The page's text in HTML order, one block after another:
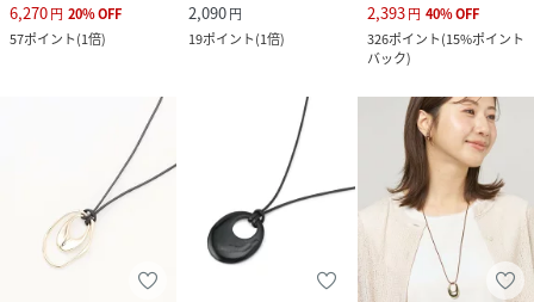
6,270円 20%OFF
57ポイント(1倍)
2,090円
19ポイント(1倍)
2,393円 40%OFF
326ポイント(15%ポイント
バック)